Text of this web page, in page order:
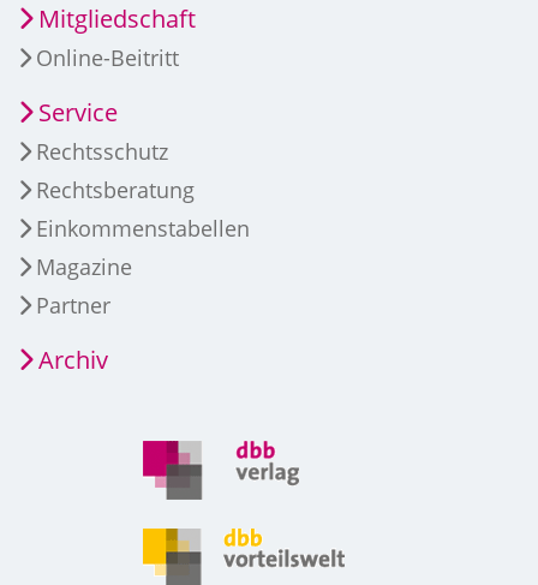
Mitgliedschaft
Online-Beitritt
Service
Rechtsschutz
Rechtsberatung
Einkommenstabellen
Magazine
Partner
Archiv